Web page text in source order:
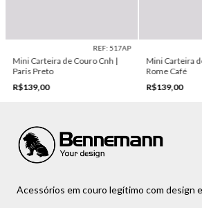
REF: 517AP
Mini Carteira de Couro Cnh |
Paris Preto
R$139,00
Mini Carteira
Rome Café
R$139,00
Acessórios em couro legítimo com design